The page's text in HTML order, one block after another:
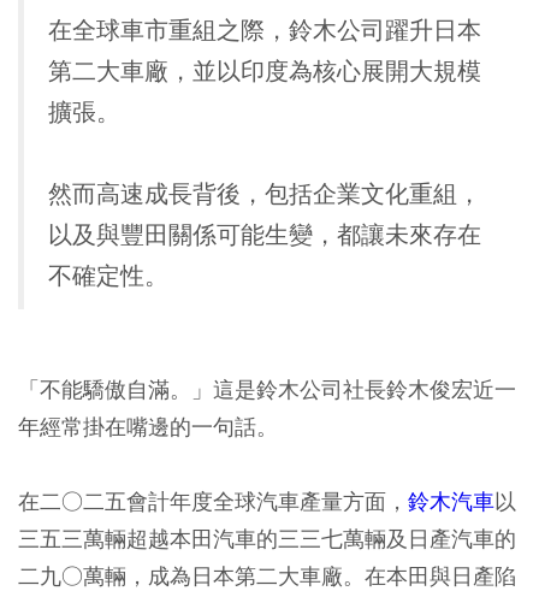
在全球車市重組之際，鈴木公司躍升日本
第二大車廠，並以印度為核心展開大規模
擴張。
然而高速成長背後，包括企業文化重組，
以及與豐田關係可能生變，都讓未來存在
不確定性。
「不能驕傲自滿。」這是鈴木公司社長鈴木俊宏近一
年經常掛在嘴邊的一句話。
在二○二五會計年度全球汽車產量方面， 鈴木汽車以
三五三萬輛超越本田汽車的三三七萬輛及日產汽車的
二九○萬輛，成為日本第二大車廠。在本田與日產陷